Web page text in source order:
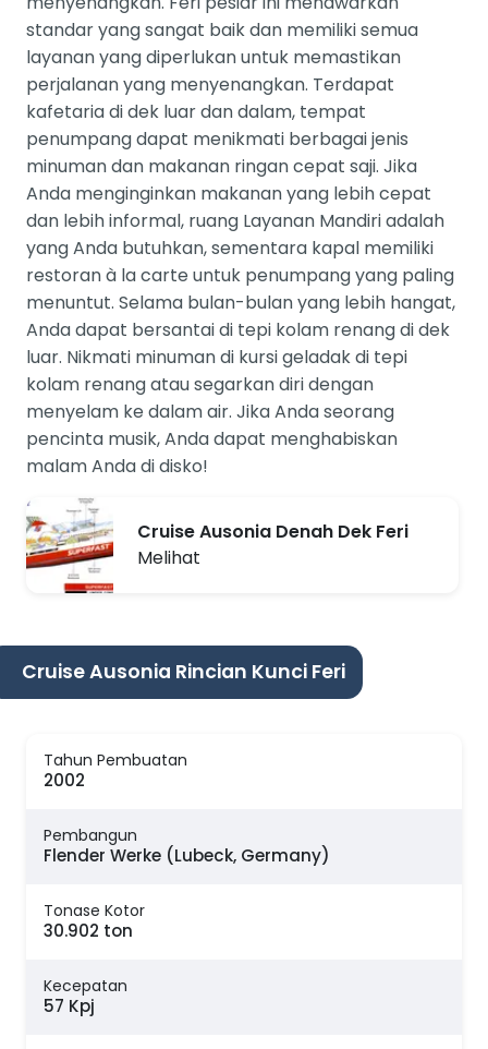
standar yang sangat baik dan memiliki semua
layanan yang diperlukan untuk memastikan
perjalanan yang menyenangkan. Terdapat
kafetaria di dek luar dan dalam, tempat
penumpang dapat menikmati berbagai jenis
minuman dan makanan ringan cepat saji. Jika
Anda menginginkan makanan yang lebih cepat
dan lebih informal, ruang Layanan Mandiri adalah
yang Anda butuhkan, sementara kapal memiliki
restoran à la carte untuk penumpang yang paling
menuntut. Selama bulan-bulan yang lebih hangat,
Anda dapat bersantai di tepi kolam renang di dek
luar. Nikmati minuman di kursi geladak di tepi
kolam renang atau segarkan diri dengan
menyelam ke dalam air. Jika Anda seorang
pencinta musik, Anda dapat menghabiskan
malam Anda di disko!
Cruise Ausonia Denah Dek Feri
Melihat
Cruise Ausonia Rincian Kunci Feri
Tahun Pembuatan
2002
Pembangun
Flender Werke (Lubeck, Germany)
Tonase Kotor
30.902 ton
Kecepatan
57 Kpj